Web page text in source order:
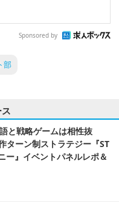
Sponsored by
部
と戦略ゲームは相性抜
ターン制ストラテジー『ST
ー』イベントパネルレポ＆